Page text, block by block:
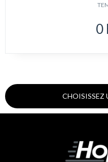
0
CHOISISSEZ